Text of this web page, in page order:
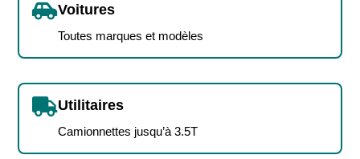
Voitures
Toutes marques et modèles
Utilitaires
Camionnettes jusqu’à 3.5T